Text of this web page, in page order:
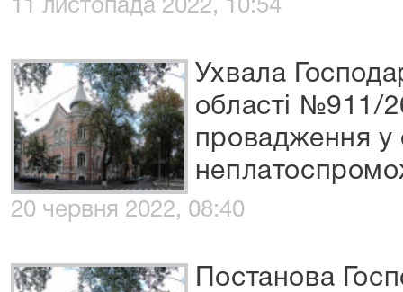
11 листопада 2022, 10:54
Ухвала
області №911/
провадження у
20 червня 2022, 08:40
Постанова